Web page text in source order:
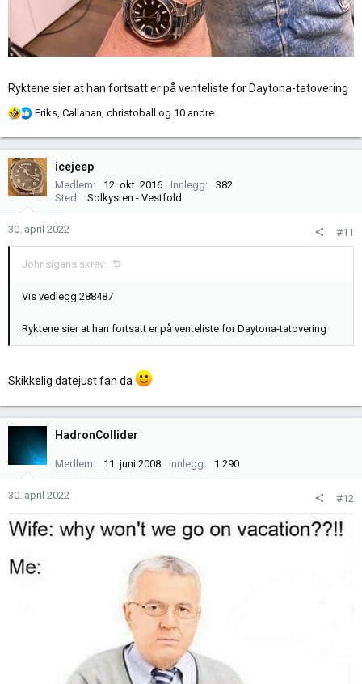
Ryktene sier at han fortsatt er på venteliste for Daytona-tatovering
R
k
s
j
n
r
Friks, Callahan, christoball og 10 andre
icejeep
Medlem 12. okt. 2016 Innlegg
382
Sted
Solkysten - Vestfold
30. april 2022 #11
Johnsigans skrev:
Vis vedlegg 288487
Ryktene sier at han fortsatt er på venteliste for Daytona-tatovering
Skikkelig datejust fan da
HadronCollider
Medlem 11. juni 2008 Innlegg 1.290
30. april 2022 #12